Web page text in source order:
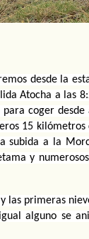
desde la
Atocha a las
coger
15 kilómetros
subida a la
y
las primeras
alguno se